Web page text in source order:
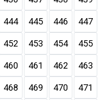
444 445 446 447
452 453 454 455
460 461 462 463
468 469 470 471